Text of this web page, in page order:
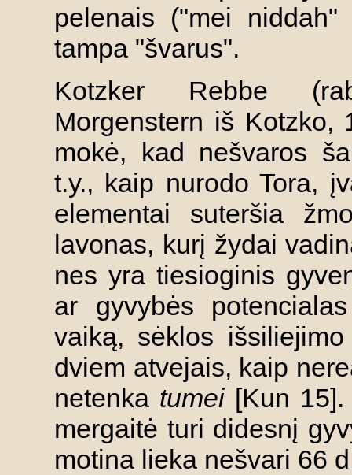
pelenais ("mei
tampa "švarus".
Kotzker Rebbe
Morgenstern iš Kotzko,
mokė, kad nešvaros
t.y., kaip nurodo Tora,
elementai suteršia
lavonas, kurį žydai
nes yra tiesioginis
ar gyvybės
vaiką, sėklos
dviem atvejais, kaip
netenka tumei[Kun 15].
mergaitė turi didesnį
motina lieka nešvari 66